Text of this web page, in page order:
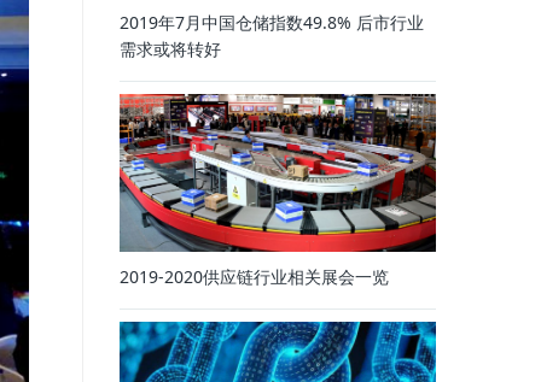
2019年7月中国仓储指数49.8% 后市行业
需求或将转好
2019-2020供应链行业相关展会一览